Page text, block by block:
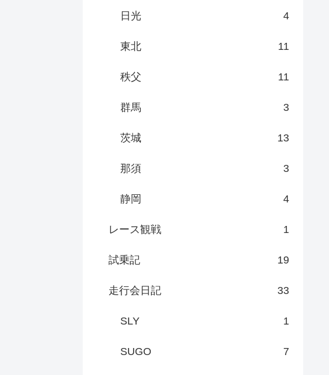
日光 4
東北 11
秩父 11
群馬 3
茨城 13
那須 3
静岡 4
レース観戦 1
試乗記 19
走行会日記 33
SLY 1
SUGO 7